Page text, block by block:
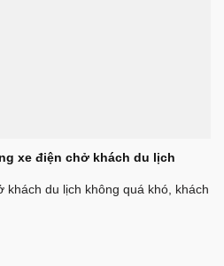
xe điện chở khách du lịch
khách du lịch không quá khó, khách